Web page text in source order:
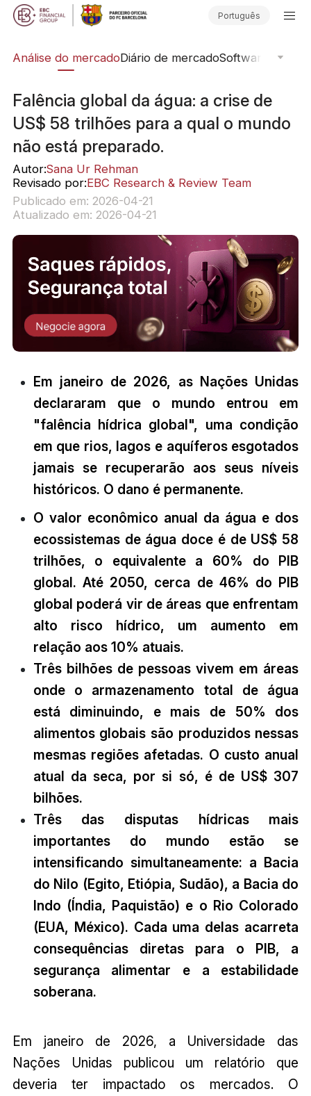
Português
Análise do mercadoDiário de mercadoSoftware de
Falência global da água: a crise de
US$ 58 trilhões para a qual o mundo
não está preparado.
Autor:Sana Ur Rehman
Revisado por:EBC Research & Review Team
Publicado em: 2026-04-21
Atualizado em: 2026-04-21
Em janeiro de 2026, as Nações Unidas
declararam que o mundo entrou em
"falência hídrica global", uma condição
em que rios, lagos e aquíferos esgotados
jamais se recuperarão aos seus níveis
históricos. O dano é permanente.
O valor econômico anual da água e dos
ecossistemas de água doce é de US$ 58
trilhões, o equivalente a 60% do PIB
global. Até 2050, cerca de 46% do PIB
global poderá vir de áreas que enfrentam
alto risco hídrico, um aumento em
relação aos 10% atuais.
Três bilhões de pessoas vivem em áreas
onde o armazenamento total de água
está diminuindo, e mais de 50% dos
alimentos globais são produzidos nessas
mesmas regiões afetadas. O custo anual
atual da seca, por si só, é de US$ 307
bilhões.
Três das disputas hídricas mais
importantes do mundo estão se
intensificando simultaneamente: a Bacia
do Nilo (Egito, Etiópia, Sudão), a Bacia do
Indo (Índia, Paquistão) e o Rio Colorado
(EUA, México). Cada uma delas acarreta
consequências diretas para o PIB, a
segurança alimentar e a estabilidade
soberana.
Em janeiro de 2026, a Universidade das
Nações Unidas publicou um relatório que
deveria ter impactado os mercados. O